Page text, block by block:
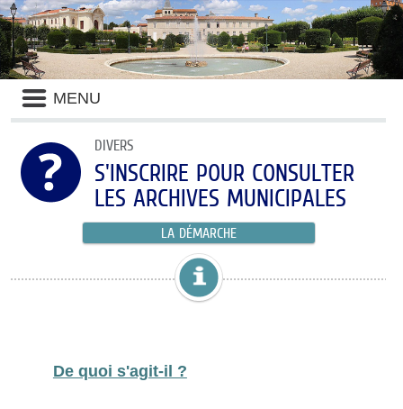
MENU
DIVERS
S'INSCRIRE POUR CONSULTER
LES ARCHIVES MUNICIPALES
LA DÉMARCHE